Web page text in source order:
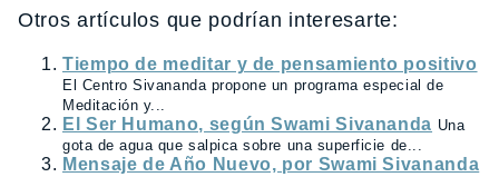
Otros artículos que podrían interesarte:
Tiempo de meditar y de pensamiento positivo
El Centro Sivananda propone un programa especial de
Meditación y...
El Ser Humano, según Swami Sivananda Una
gota de agua que salpica sobre una superficie de...
Mensaje de Año Nuevo, por Swami Sivananda